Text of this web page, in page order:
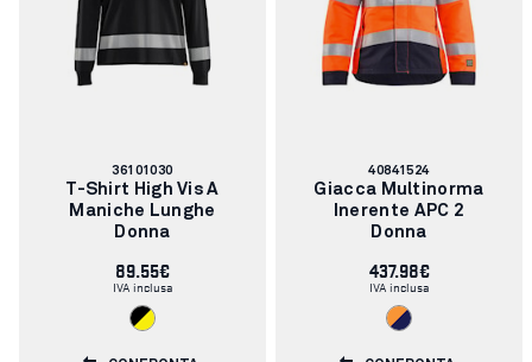
Codice
articolo:
36101030
T-Shirt High Vis A
Maniche Lunghe
Donna
89.55€
IVA inclusa
Codice
articolo:
40841524
Giacca Multinorma
Inerente APC 2
Donna
437.98€
IVA inclusa